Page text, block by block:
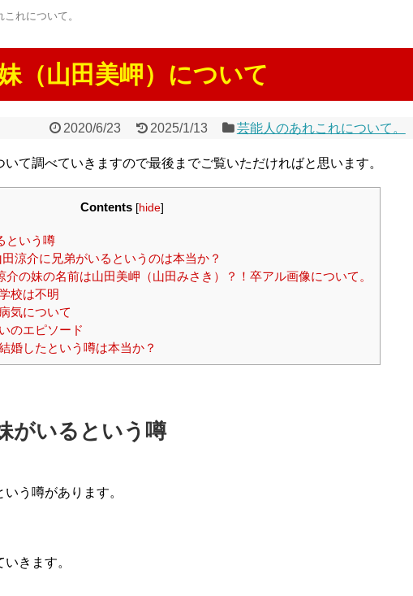
れについて。
（山田美岬）について
2020/6/23 2025/1/13 芸能人のあれこれについて。
て調べていきますので最後までご覧いただければと思います。
Contents [hide]
という噂
涼介に兄弟がいるというのは本当か？
の妹の名前は山田美岬（山田みさき）？！卒アル画像について。
校は不明
気について
のエピソード
婚したという噂は本当か？
がいるという噂
う噂があります。
きます。